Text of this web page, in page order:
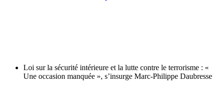
Loi sur la sécurité intérieure et la lutte contre le terrorisme : «
Une occasion manquée », s’insurge Marc-Philippe Daubresse